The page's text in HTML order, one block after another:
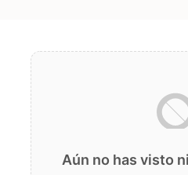
Aún no has visto